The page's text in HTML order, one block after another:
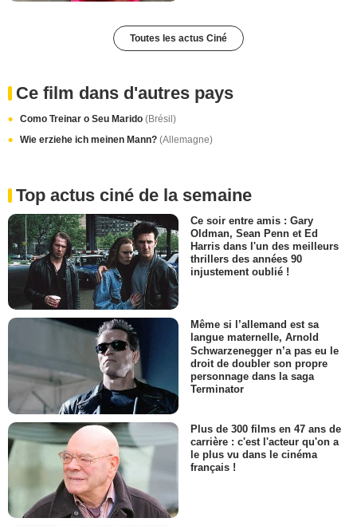
Toutes les actus Ciné
Ce film dans d'autres pays
Como Treinar o Seu Marido (Brésil)
Wie erziehe ich meinen Mann? (Allemagne)
Top actus ciné de la semaine
Ce soir entre amis : Gary
Oldman, Sean Penn et Ed
Harris dans l'un des meilleurs
thrillers des années 90
injustement oublié !
Même si l’allemand est sa
langue maternelle, Arnold
Schwarzenegger n’a pas eu le
droit de doubler son propre
personnage dans la saga
Terminator
Plus de 300 films en 47 ans de
carrière : c'est l'acteur qu'on a
le plus vu dans le cinéma
français !